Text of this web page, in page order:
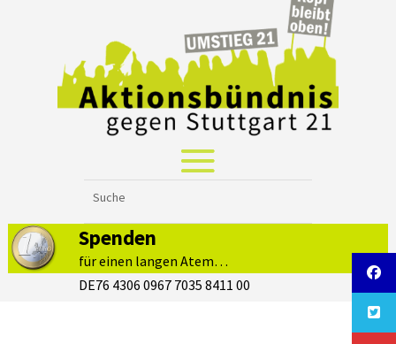
Spenden
für einen langen Atem…
DE76 4306 0967 7035 8411 00